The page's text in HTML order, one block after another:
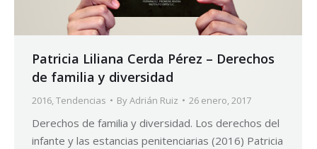
Patricia Liliana Cerda Pérez – Derechos
de familia y diversidad
2016,Tendencias ByAdrián Ruiz 26 enero, 2017
Derechos de familia y diversidad. Los derechos del
infante y las estancias penitenciarias (2016) Patricia